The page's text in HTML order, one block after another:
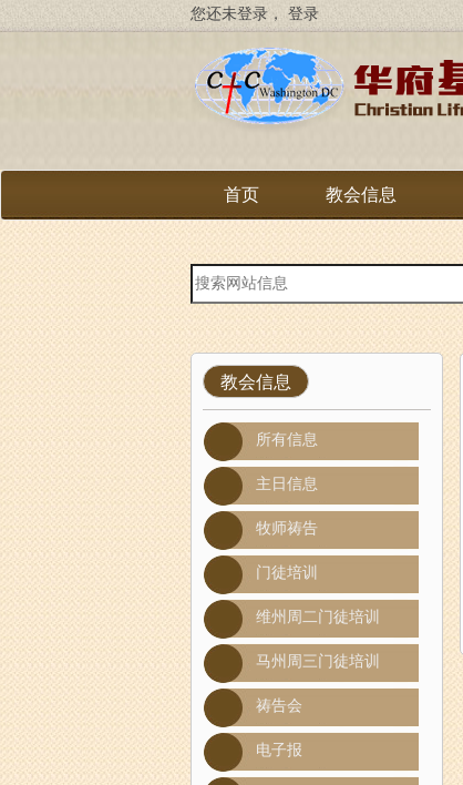
转
您还未登录， 登录
首页 教会信息
站
内
搜
索
教会信息
所有信息
主日信息
牧师祷告
门徒培训
维州周二门徒培训
马州周三门徒培训
祷告会
电子报